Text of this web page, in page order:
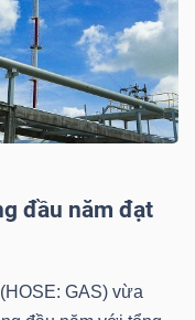
đầu năm đạt
GAS) vừa